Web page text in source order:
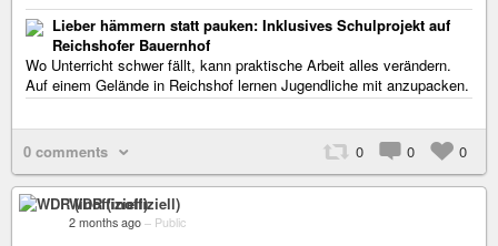
Lieber hämmern statt pauken: Inklusives Schulprojekt auf
Reichshofer Bauernhof
Wo Unterricht schwer fällt, kann praktische Arbeit alles verändern.
Auf einem Gelände in Reichshof lernen Jugendliche mit anzupacken.
0 comments 0 0 0
WDR (inoffiziell)
2 months ago – Public